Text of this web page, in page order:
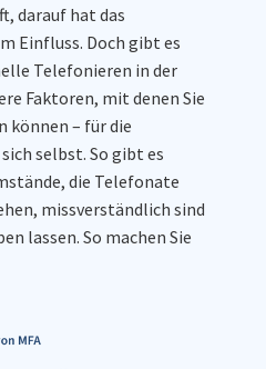
darauf hat das
Einfluss. Doch gibt es
Telefonieren in der
Faktoren, mit denen Sie
können – für die
selbst. So gibt es
die Telefonate
missverständlich sind
lassen. So machen Sie